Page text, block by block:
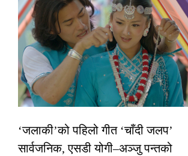
‘जलाकी’को पहिलो गीत ‘चाँदी जलप’
सार्वजनिक, एसडी योगी–अञ्जु पन्तको